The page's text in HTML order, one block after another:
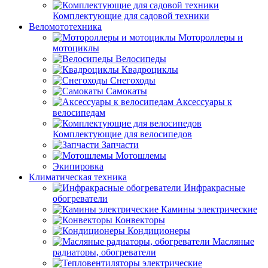
Комплектующие для садовой техники
Веломототехника
Мотороллеры и
мотоциклы
Велосипеды
Квадроциклы
Снегоходы
Самокаты
Аксессуары к
велосипедам
Комплектующие для велосипедов
Запчасти
Мотошлемы
Экипировка
Климатическая техника
Инфракрасные
обогреватели
Камины электрические
Конвекторы
Кондиционеры
Масляные
радиаторы, обогреватели